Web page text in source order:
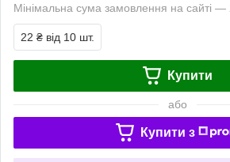
Мінімальна сума замовлення на сайті —
22 ₴ від 10 шт.
Купити
або
Купити з